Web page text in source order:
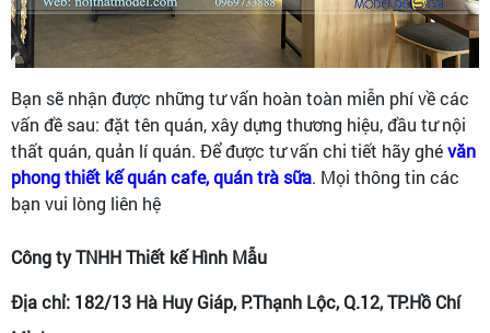
Bạn sẽ nhận được những tư vấn hoàn toàn miễn phí về các
vấn đề sau: đặt tên quán, xây dựng thương hiệu, đầu tư nội
thất quán, quản lí quán. Để được tư vấn chi tiết hãy ghévăn
phong thiết kế quán cafe, quán trà sữa. Mọi thông tin các
bạn vui lòng liên hệ
Công ty TNHH Thiết kế Hình Mẫu
Địa chỉ: 182/13 Hà Huy Giáp, P.Thạnh Lộc, Q.12, TP.Hồ Chí